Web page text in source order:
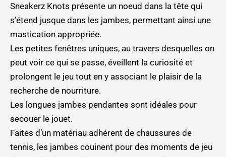
Sneakerz Knots présente un noeud dans la tête qui
s’étend jusque dans les jambes, permettant ainsi une
mastication appropriée.
Les petites fenêtres uniques, au travers desquelles on
peut voir ce qui se passe, éveillent la curiosité et
prolongent le jeu tout en y associant le plaisir de la
recherche de nourriture.
Les longues jambes pendantes sont idéales pour
secouer le jouet.
Faites d’un matériau adhérent de chaussures de
tennis, les jambes couinent pour des moments de jeu